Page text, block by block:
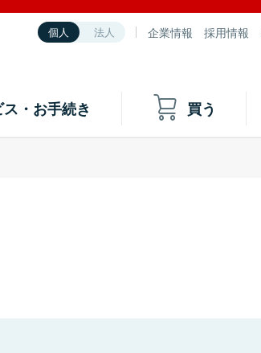
個人 法人 企業情報 採用情報
・お手続き 買う